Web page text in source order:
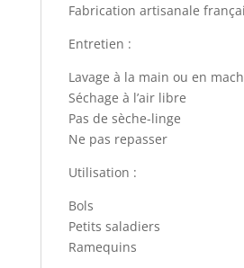
Fabrication artisanale
Entretien :
Lavage à la main ou en
Séchage à l’air libre
Pas de sèche-linge
Ne pas repasser
Utilisation :
Bols
Petits saladiers
Ramequins